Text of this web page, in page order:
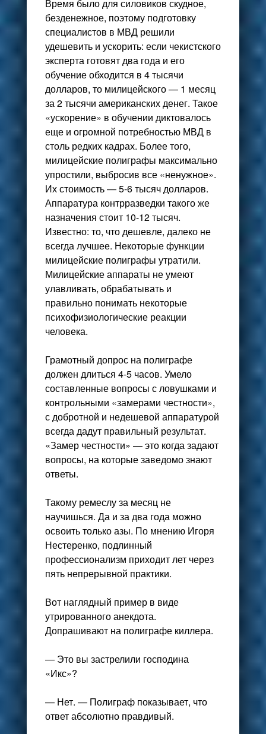
Время было для силовиков скудное,
безденежное, поэтому подготовку
специалистов в МВД решили
удешевить и ускорить: если чекистского
эксперта готовят два года и его
обучение обходится в 4 тысячи
долларов, то милицейского — 1 месяц
за 2 тысячи американских денег. Такое
«ускорение» в обучении диктовалось
еще и огромной потребностью МВД в
столь редких кадрах. Более того,
милицейские полиграфы максимально
упростили, выбросив все «ненужное».
Их стоимость — 5-6 тысяч долларов.
Аппаратура контрразведки такого же
назначения стоит 10-12 тысяч.
Известно: то, что дешевле, далеко не
всегда лучшее. Некоторые функции
милицейские полиграфы утратили.
Милицейские аппараты не умеют
улавливать, обрабатывать и
правильно понимать некоторые
психофизиологические реакции
человека.
Грамотный допрос на полиграфе
должен длиться 4-5 часов. Умело
составленные вопросы с ловушками и
контрольными «замерами честности»,
с добротной и недешевой аппаратурой
всегда дадут правильный результат.
«Замер честности» — это когда задают
вопросы, на которые заведомо знают
ответы.
Такому ремеслу за месяц не
научишься. Да и за два года можно
освоить только азы. По мнению Игоря
Нестеренко, подлинный
профессионализм приходит лет через
пять непрерывной практики.
Вот наглядный пример в виде
утрированного анекдота.
Допрашивают на полиграфе киллера.
— Это вы застрелили господина
«Икс»?
— Нет. — Полиграф показывает, что
ответ абсолютно правдивый.